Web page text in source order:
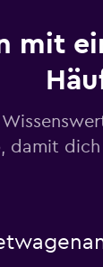
mit
damit